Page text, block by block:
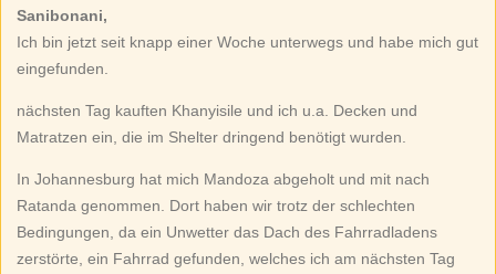
Sanibonani,
Ich bin jetzt seit knapp einer Woche unterwegs und habe mich gut
eingefunden.
nächsten Tag kauften Khanyisile und ich u.a. Decken und
Matratzen ein, die im Shelter dringend benötigt wurden.
In Johannesburg hat mich Mandoza abgeholt und mit nach
Ratanda genommen. Dort haben wir trotz der schlechten
Bedingungen, da ein Unwetter das Dach des Fahrradladens
zerstörte, ein Fahrrad gefunden, welches ich am nächsten Tag